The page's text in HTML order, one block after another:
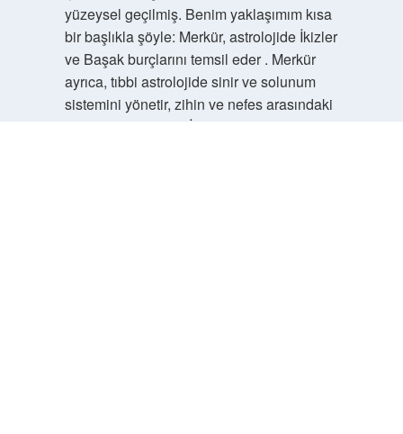
yüzeysel geçilmiş. Benim yaklaşımım kısa
bir başlıkla şöyle: Merkür, astrolojide İkizler
ve Başak burçlarını temsil eder . Merkür
ayrıca, tıbbi astrolojide sinir ve solunum
sistemini yönetir, zihin ve nefes arasındaki
bağlantıyı vurgular. İkizler burcu .